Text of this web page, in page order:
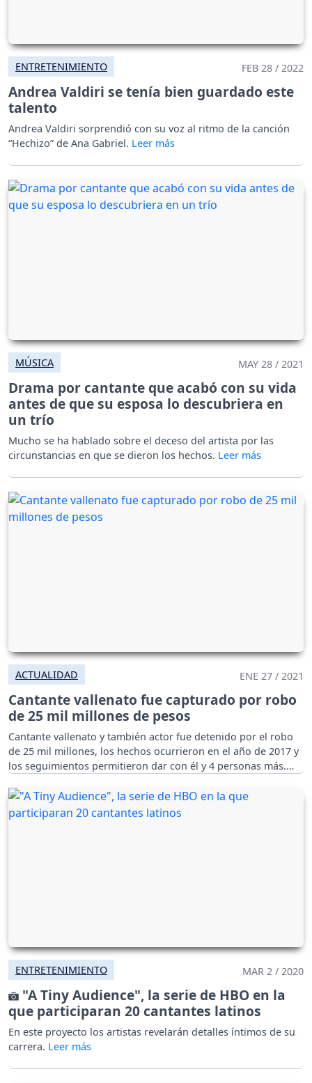
ENTRETENIMIENTO FEB 28 / 2022
Andrea Valdiri se tenía bien guardado este
talento
Andrea Valdiri sorprendió con su voz al ritmo de la canción
“Hechizo” de Ana Gabriel.
MÚSICA MAY 28 / 2021
Drama por cantante que acabó con su vida
antes de que su esposa lo descubriera en
un trío
Mucho se ha hablado sobre el deceso del artista por las
circunstancias en que se dieron los hechos.
ACTUALIDAD ENE 27 / 2021
Cantante vallenato fue capturado por robo
de 25 mil millones de pesos
Cantante vallenato y también actor fue detenido por el robo
de 25 mil millones, los hechos ocurrieron en el año de 2017 y
los seguimientos permitieron dar con él y 4 personas más.
ENTRETENIMIENTO MAR 2 / 2020
"A Tiny Audience", la serie de HBO en la
que participaran 20 cantantes latinos
En este proyecto los artistas revelarán detalles íntimos de su
carrera.